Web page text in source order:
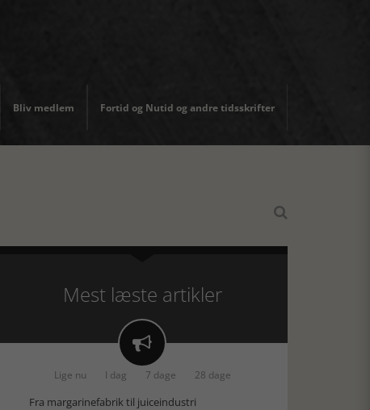
Bliv medlem Fortid og Nutid og andre tidsskrifter

Mest læste artikler

Lige nu I dag 7 dage 28 dage
Fra margarinefabrik til juiceindustri